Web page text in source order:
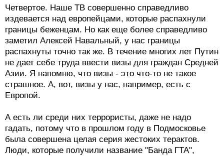
Четвертое. Наше ТВ совершенно справедливо
издевается над европейцами, которые распахнули
границы беженцам. Но как еще более справедливо
заметил Алексей Навальный, у нас границы
распахнуты точно так же. В течение многих лет Путин
не дает себе труда ввести визы для граждан Средней
Азии. Я напомню, что визы - это что-то не такое
страшное. А, вот, визы у нас, например, есть с
Европой.
А есть ли среди них террористы, даже не надо
гадать, потому что в прошлом году в Подмосковье
была совершена целая серия жестоких терактов.
Люди, которые получили название "Банда ГТА",